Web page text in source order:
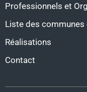
Professionnels et
Liste des
Réalisations
Contact